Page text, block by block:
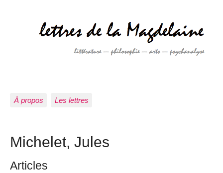
À propos Les lettres
Michelet, Jules
Articles